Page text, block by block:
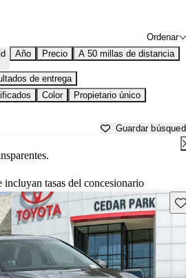
Ordenar
Año Precio A 50 millas de distancia
de entrega
Color
Propietario único
Guardar
incluyan tasas del concesionario